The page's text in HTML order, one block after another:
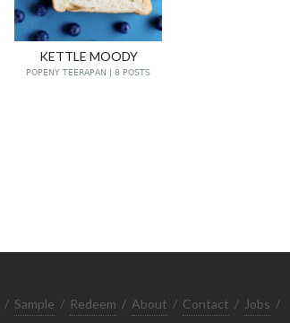
KETTLE MOODY
POPENY TEERAPAN | 8 POSTS
/ Sample / Redeem / About / Contact / Jobs /